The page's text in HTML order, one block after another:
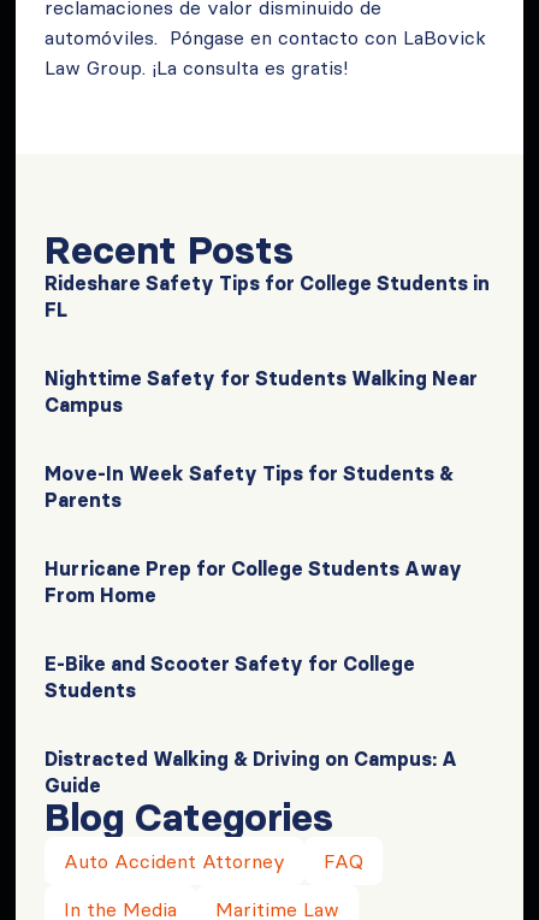
reclamaciones de valor disminuido de
automóviles. Póngase en contacto con LaBovick
Law Group. ¡La consulta es gratis!
Recent Posts
Rideshare Safety Tips for College Students in
FL
Nighttime Safety for Students Walking Near
Campus
Move-In Week Safety Tips for Students &
Parents
Hurricane Prep for College Students Away
From Home
E-Bike and Scooter Safety for College
Students
Distracted Walking & Driving on Campus: A
Guide
Blog Categories
Auto Accident Attorney
FAQ
In the Media
Maritime Law